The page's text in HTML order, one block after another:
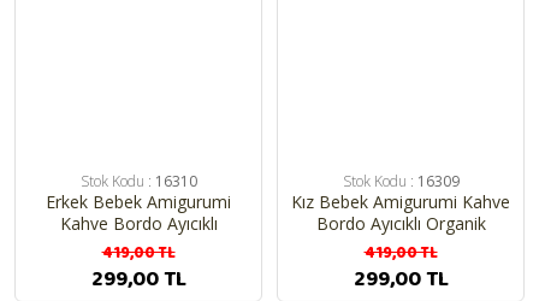
Stok Kodu : 16310
Erkek Bebek Amigurumi
Kahve Bordo Ayıcıklı
Organik Ahşap Boncuklu
İsimli İsme Özel Emzik Askısı
419,00 TL
299,00 TL
Stok Kodu : 16309
Kız Bebek Amigurumi Kahve
Bordo Ayıcıklı Organik
Ahşap Boncuklu İsimli İsme
Özel Emzik Askısı
419,00 TL
299,00 TL